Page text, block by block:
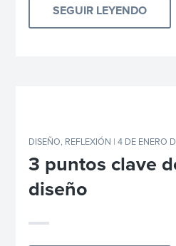
SEGUIR LEYENDO
DISEÑO, REFLEXIÓN | 4 DE ENERO
3 puntos clave
diseño